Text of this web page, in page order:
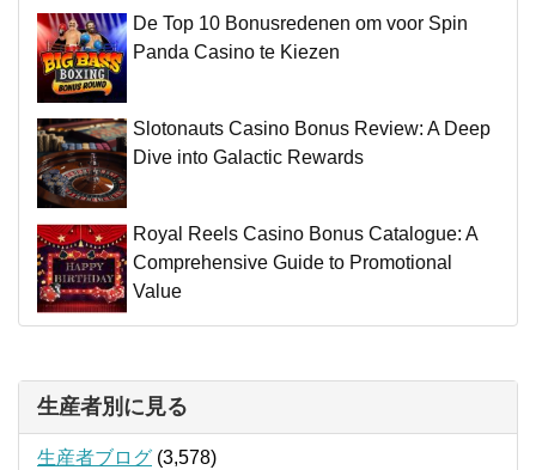
De Top 10 Bonusredenen om voor Spin
Panda Casino te Kiezen
Slotonauts Casino Bonus Review: A Deep
Dive into Galactic Rewards
Royal Reels Casino Bonus Catalogue: A
Comprehensive Guide to Promotional
Value
生産者別に見る
生産者ブログ (3,578)